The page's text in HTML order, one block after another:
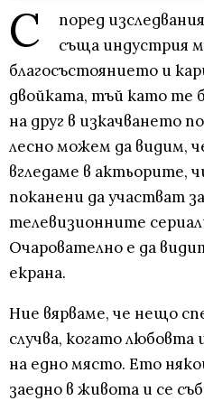
С
поред
съща индустрия
благосъстоянието и
двойката, тъй като те
на друг в изкачването
лесно можем да видим,
вгледаме в актьорите,
поканени да участват
телевизионните
Очарователно е да
екрана.
Ние вярваме, че нещо
случва, когато
на едно място. Ето
заедно в живота и се